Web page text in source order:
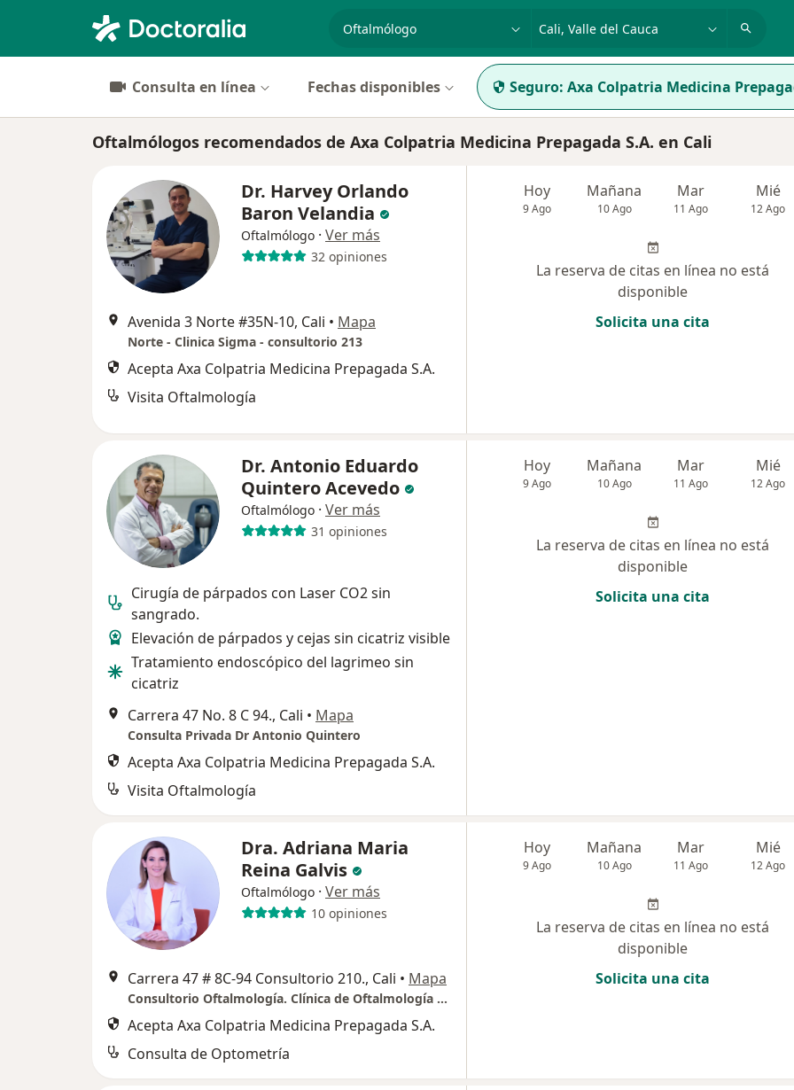
especialidad, enfermedad o nombre
Consulta en línea Fechas disponibles Seguro: Axa Colpatria Medicina
Oftalmólogos recomendados de Axa Colpatria Medicina Prepagada S.A. en Cali
Dr. Harvey Orlando
Baron Velandia
Oftalmólogo · Ver más
32 opiniones
Avenida 3 Norte #35N-10, Cali • Mapa
Norte - Clinica Sigma - consultorio 213
Acepta Axa Colpatria Medicina Prepagada S.A.
Visita Oftalmología
Hoy
9 Ago
Mañana
10 Ago
Mar
11 Ago
Mié
12 Ago
La reserva de citas en línea no está
disponible
Solicita una cita
Dr. Antonio Eduardo
Quintero Acevedo
Oftalmólogo · Ver más
31 opiniones
Cirugía de párpados con Laser CO2 sin
sangrado.
Elevación de párpados y cejas sin cicatriz visible
Tratamiento endoscópico del lagrimeo sin
cicatriz
Carrera 47 No. 8 C 94., Cali • Mapa
Consulta Privada Dr Antonio Quintero
Acepta Axa Colpatria Medicina Prepagada S.A.
Visita Oftalmología
Hoy
9 Ago
Mañana
10 Ago
Mar
11 Ago
Mié
12 Ago
La reserva de citas en línea no está
disponible
Solicita una cita
Dra. Adriana Maria
Reina Galvis
Oftalmólogo · Ver más
10 opiniones
Carrera 47 # 8C-94 Consultorio 210., Cali • Mapa
Consultorio Oftalmología. Clínica de Oftalmología de Cali
Acepta Axa Colpatria Medicina Prepagada S.A.
Consulta de Optometría
Hoy
9 Ago
Mañana
10 Ago
Mar
11 Ago
Mié
12 Ago
La reserva de citas en línea no está
disponible
Solicita una cita